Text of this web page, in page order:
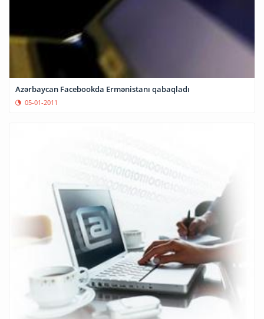
Azərbaycan Facebookda Ermənistanı qabaqladı
05-01-2011